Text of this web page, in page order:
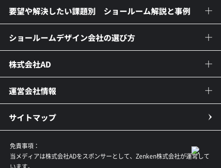
要望や解決したい課題別 ショールーム解説と事例
ショールームデザイン会社の選び方
株式会社AD
運営会社情報
サイトマップ
免責事項：
当メディアは株式会社ADをスポンサーとして、Zenken株式会社が運営して
います。